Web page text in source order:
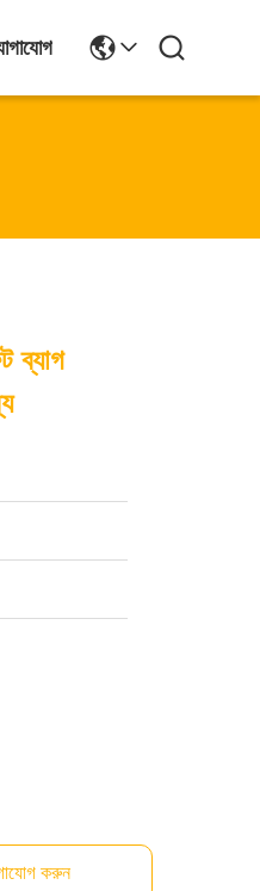
ব্যাগ
করুন